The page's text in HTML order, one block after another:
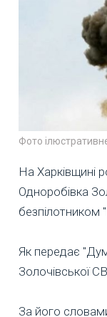
Фото
На Харківщині
Одноробівка
безпілотником
Як передає
Золочівської
За його